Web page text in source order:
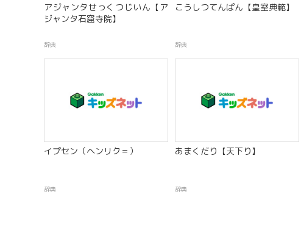
アジャンタせっくつじいん【ア
ジャンタ石窟寺院】
辞典
こうしつてんぱん【皇室典範】
辞典
イプセン（ヘンリク＝）
辞典
あまくだり【天下り】
辞典